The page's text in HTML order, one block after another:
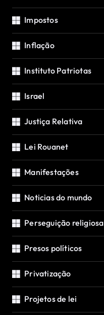
Impostos
Inflação
Instituto Patriotas
Israel
Justiça Relativa
Lei Rouanet
Manifestações
Noticias do mundo
Perseguição religiosa
Presos políticos
Privatização
Projetos de lei